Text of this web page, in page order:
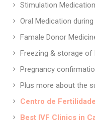
Stimulation
Oral Medication
Famale Donor
Freezing & storage of
Pregnancy
Plus more about the
Centro de
Best IVF Clinics in